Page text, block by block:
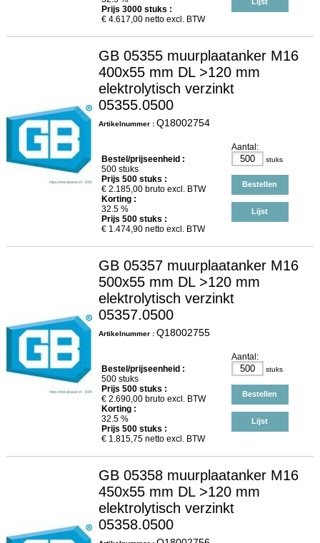
Prijs 3000stuks :
€ 4.617,00netto excl. BTW
GB 05355 muurplaatanker M16
400x55 mm DL >120 mm
elektrolytisch verzinkt
05355.0500
Artikelnummer : Q18002754
Bestel/prijseenheid :
500 stuks
Prijs 500stuks :
€ 2.185,00bruto excl. BTW
Korting :
32.5 %
Prijs 500stuks :
€ 1.474,90netto excl. BTW
Aantal:
stuks
Bestellen
Lijst
GB 05357 muurplaatanker M16
500x55 mm DL >120 mm
elektrolytisch verzinkt
05357.0500
Artikelnummer : Q18002755
Bestel/prijseenheid :
500 stuks
Prijs 500stuks :
€ 2.690,00bruto excl. BTW
Korting :
32.5 %
Prijs 500stuks :
€ 1.815,75netto excl. BTW
Aantal:
stuks
Bestellen
Lijst
GB 05358 muurplaatanker M16
450x55 mm DL >120 mm
elektrolytisch verzinkt
05358.0500